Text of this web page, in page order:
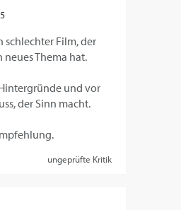
schlechter Film, der
Thema hat.
und vor
der Sinn macht.
ungeprüfte Kritik